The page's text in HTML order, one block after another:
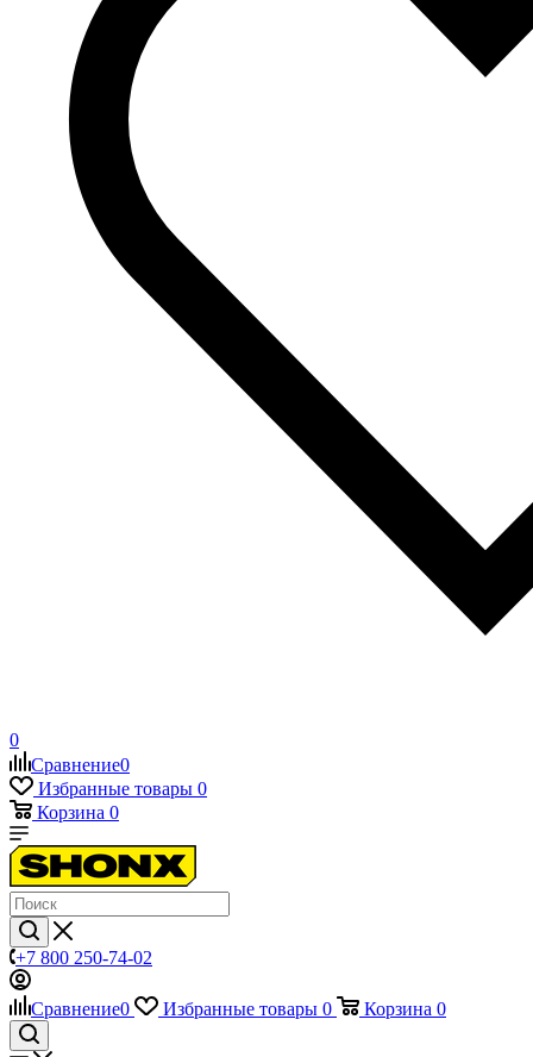
0
Сравнение0
Избранные товары 0
Корзина 0
+7 800 250-74-02
Сравнение0 Избранные товары 0 Корзина 0